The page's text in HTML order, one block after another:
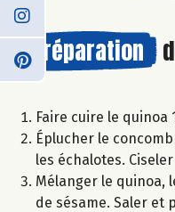
Préparation
Faire cuire le
Éplucher le
les échalotes.
Mélanger le quinoa,
de sésame. Saler et